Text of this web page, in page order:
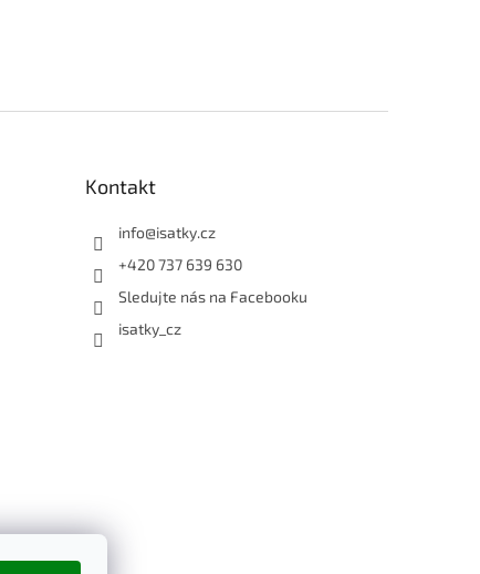
Kontakt
info@isatky.cz
+420 737 639 630
Sledujte nás na Facebooku
isatky_cz